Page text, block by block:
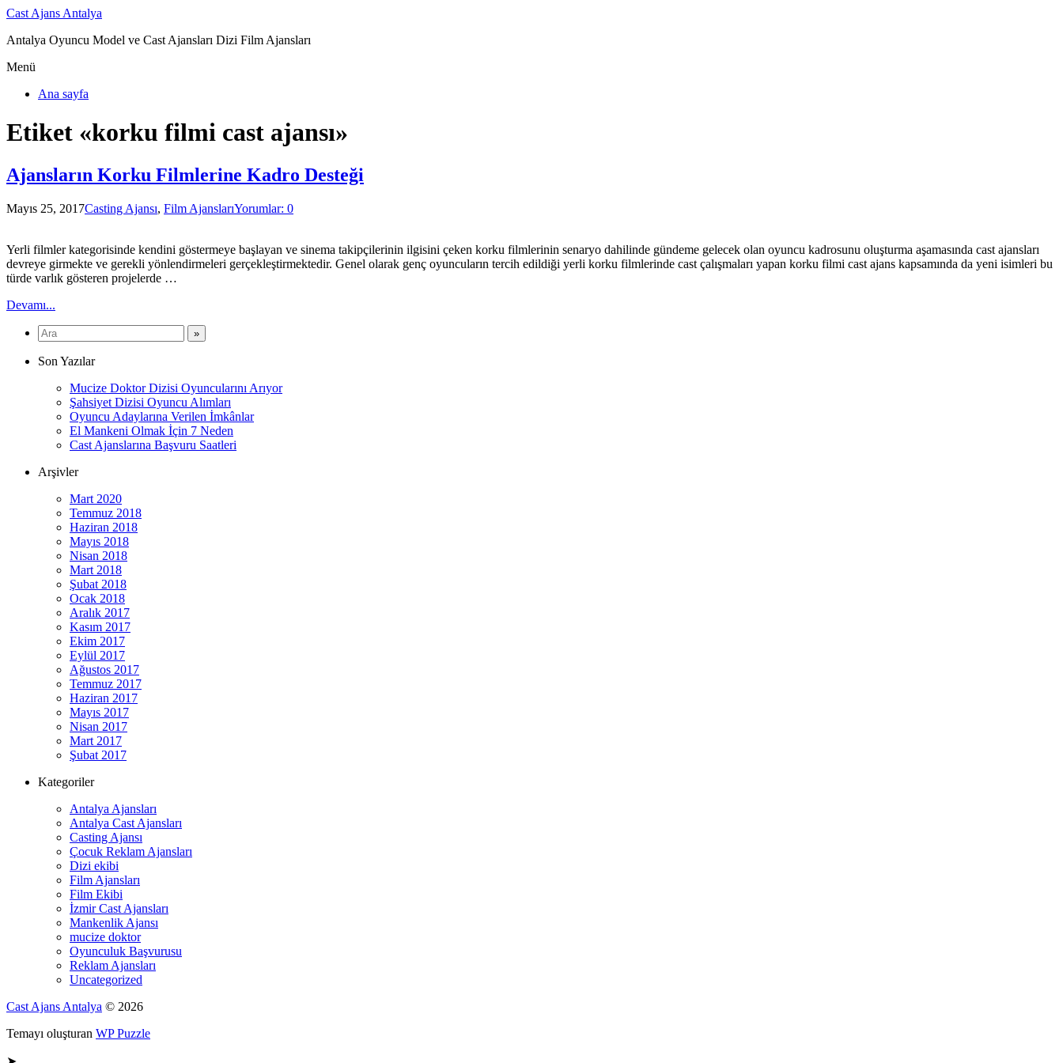
Cast Ajans Antalya
Antalya Oyuncu Model ve Cast Ajansları Dizi Film Ajansları
Menü
Ana sayfa
Etiket «korku filmi cast ajansı»
Ajansların Korku Filmlerine Kadro Desteği
Mayıs 25, 2017Casting Ajansı, Film AjanslarıYorumlar: 0
Yerli filmler kategorisinde kendini göstermeye başlayan ve sinema takipçilerinin ilgisini çeken korku filmlerinin senaryo dahilinde gündeme gelecek olan oyuncu kadrosunu oluşturma aşamasında cast ajansları
devreye girmekte ve gerekli yönlendirmeleri gerçekleştirmektedir. Genel olarak genç oyuncuların tercih edildiği yerli korku filmlerinde cast çalışmaları yapan korku filmi cast ajans kapsamında da yeni isimleri bu
türde varlık gösteren projelerde …
Devamı...
Son Yazılar
Mucize Doktor Dizisi Oyuncularını Arıyor
Şahsiyet Dizisi Oyuncu Alımları
Oyuncu Adaylarına Verilen İmkânlar
El Mankeni Olmak İçin 7 Neden
Cast Ajanslarına Başvuru Saatleri
Arşivler
Mart 2020
Temmuz 2018
Haziran 2018
Mayıs 2018
Nisan 2018
Mart 2018
Şubat 2018
Ocak 2018
Aralık 2017
Kasım 2017
Ekim 2017
Eylül 2017
Ağustos 2017
Temmuz 2017
Haziran 2017
Mayıs 2017
Nisan 2017
Mart 2017
Şubat 2017
Kategoriler
Antalya Ajansları
Antalya Cast Ajansları
Casting Ajansı
Çocuk Reklam Ajansları
Dizi ekibi
Film Ajansları
Film Ekibi
İzmir Cast Ajansları
Mankenlik Ajansı
mucize doktor
Oyunculuk Başvurusu
Reklam Ajansları
Uncategorized
Cast Ajans Antalya © 2026
Temayı oluşturan WP Puzzle